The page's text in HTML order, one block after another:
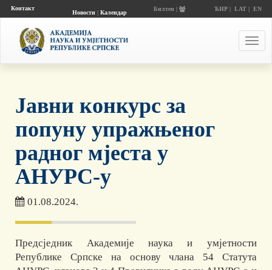
Контакт
Новости| Календар
Билтен | ЋИР| LAT| EN
Јавни конкурс за
попуну упражњеног
радног мјеста у
АНУРС-у
01.08.2024.
Предсједник Академије наука и умјетности
Републике Српске на основу члана 54 Статута